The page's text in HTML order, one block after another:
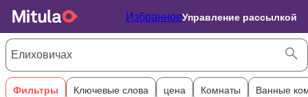
ИзбранноеУправление рассылкой
Фильтры Ключевые слова цена Комнаты Ванные